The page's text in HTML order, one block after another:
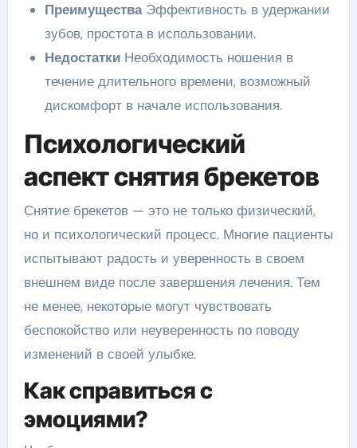
ПреимуществаЭффективность в удержании
зубов, простота в использовании.
НедостаткиНеобходимость ношения в
течение длительного времени, возможный
дискомфорт в начале использования.
Психологический
аспект снятия брекетов
Снятие брекетов — это не только физический,
но и психологический процесс. Многие пациенты
испытывают радость и уверенность в своем
внешнем виде после завершения лечения. Тем
не менее, некоторые могут чувствовать
беспокойство или неуверенность по поводу
изменений в своей улыбке.
Как справиться с
эмоциями?